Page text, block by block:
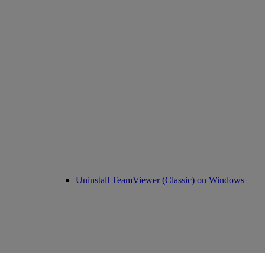
Uninstall TeamViewer (Classic) on Windows